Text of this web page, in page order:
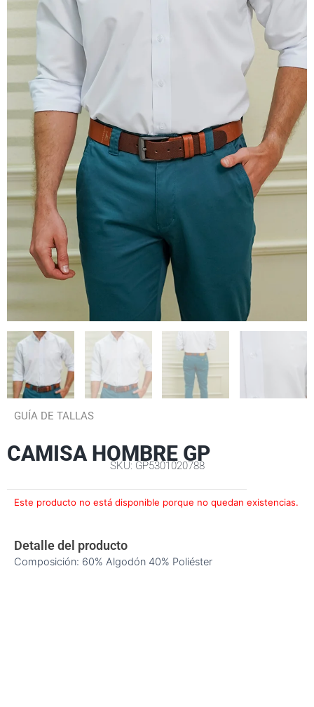
CAMISA HOMBRE GP
SKU: GP5301020788
Este producto no está disponible porque no quedan existencias.
GUÍA DE TALLAS
Detalle del producto
Composición: 60% Algodón 40% Poliéster